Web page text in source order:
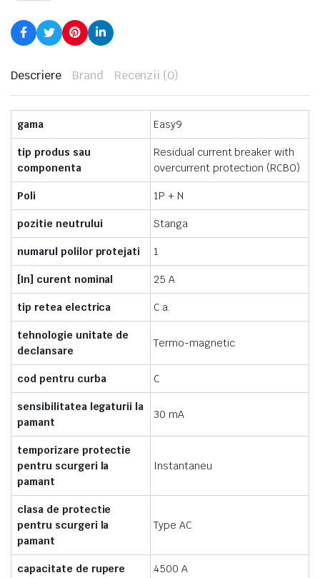
Descriere Brand Recenzii (0)
gama Easy9
tip produs sau
componenta
Residual current breaker with
overcurrent protection (RCBO)
Poli 1P + N
pozitie neutrului Stanga
numarul polilor protejati 1
[In] curent nominal 25 A
tip retea electrica C.a.
tehnologie unitate de
declansare
Termo-magnetic
cod pentru curba C
sensibilitatea legaturii la
pamant
30 mA
temporizare protectie
pentru scurgeri la
pamant
Instantaneu
clasa de protectie
pentru scurgeri la
pamant
Type AC
capacitate de rupere 4500 A